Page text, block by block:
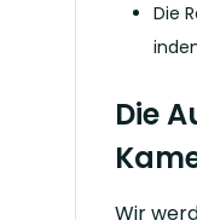
Die
Die
Wir